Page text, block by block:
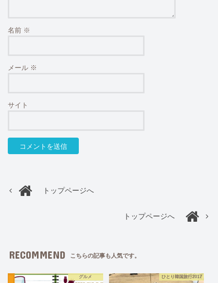
名前 ※
メール ※
サイト
トップページへ
トップページへ
RECOMMEND こちらの記事も人気です。
グルメ ひとり韓国旅行2017